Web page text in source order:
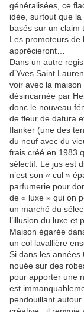
généralisées, ce
idée, surtout que
basés sur un claim
Les promoteurs de
apprécieront…
Dans un autre
d’Yves Saint
voir avec la maison
désincarnée par
donc le nouveau
de fleur de datura
flanker (une des
du neuf avec du
frais créé en 1983
sélectif. Le jus est
n’est son « cul »
parfumerie pour
de « luxe » qui on
un marché du
l’illusion du luxe et
Maison égarée
un col lavallière
Si dans les années
nouée sur des
pour apporter une
est
pendouillant autour